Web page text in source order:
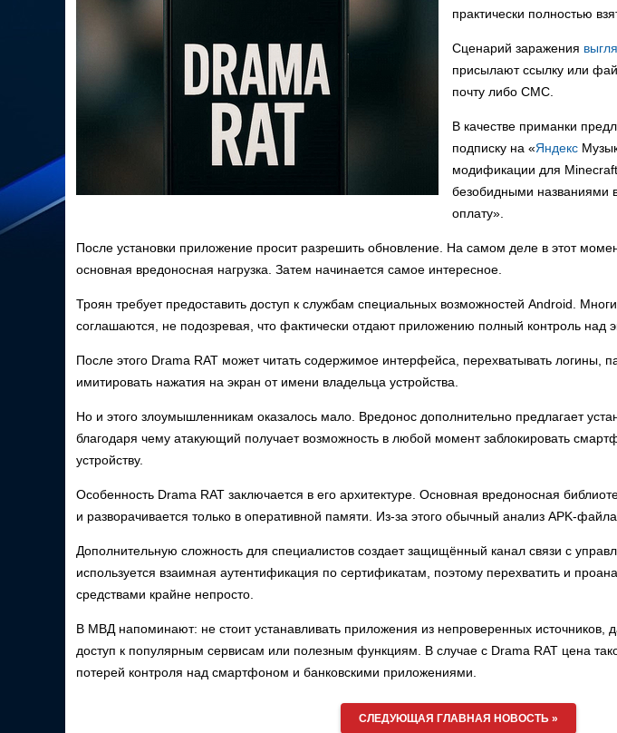
практически полностью
Сценарий заражения
присылают ссылку или
почту либо СМС.
В качестве приманки
подписку на «Яндекс
модификации для
безобидными названиями
оплату».
После установки приложение просит разрешить обновление. На самом деле в этот
основная вредоносная нагрузка. Затем начинается самое интересное.
Троян требует предоставить доступ к службам специальных возможностей Android.
соглашаются, не подозревая, что фактически отдают приложению полный контроль над
После этого Drama RAT может читать содержимое интерфейса, перехватывать логины,
имитировать нажатия на экран от имени владельца устройства.
Но и этого злоумышленникам оказалось мало. Вредонос дополнительно предлагает
благодаря чему атакующий получает возможность в любой момент заблокировать
устройству.
Особенность Drama RAT заключается в его архитектуре. Основная вредоносная
и разворачивается только в оперативной памяти. Из-за этого обычный анализ APK-
Дополнительную сложность для специалистов создает защищённый канал связи с
используется взаимная аутентификация по сертификатам, поэтому перехватить и
средствами крайне непросто.
В МВД напоминают: не стоит устанавливать приложения из непроверенных
доступ к популярным сервисам или полезным функциям. В случае с Drama RAT цена
потерей контроля над смартфоном и банковскими приложениями.
СЛЕДУЮЩАЯ ГЛАВНАЯ НОВОСТЬ »